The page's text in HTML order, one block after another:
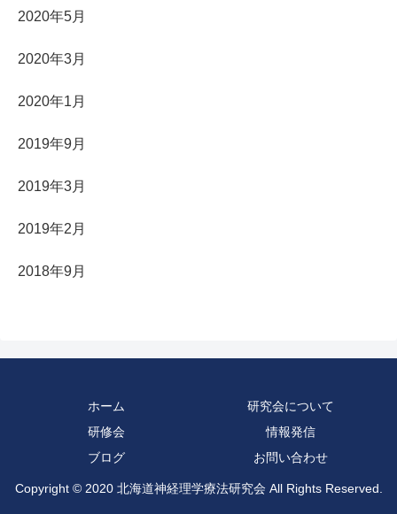
2020年5月
2020年3月
2020年1月
2019年9月
2019年3月
2019年2月
2018年9月
ホーム
研究会について
研修会
情報発信
ブログ
お問い合わせ
Copyright © 2020 北海道神経理学療法研究会 All Rights Reserved.